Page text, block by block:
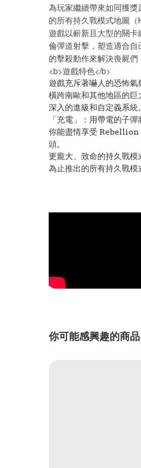
為玩家繼續帶來如同獲
的所有持久戰模式地圖（
遊戲以嶄新且大型的關
倫彈道射擊，塑造適合
的擊殺動作來解決喪屍們
<b>遊戲特色</b>
遊戲充斥著嚇人的恐怖氣
橫跨南歐和其他地區的巨
深入的進級和自定義系
「充電」：用帶電的子
你能盡情享受 Rebellion
頭。
更龐大、致命的持久戰
為止推出的所有持久戰模
你可能感興趣的商品